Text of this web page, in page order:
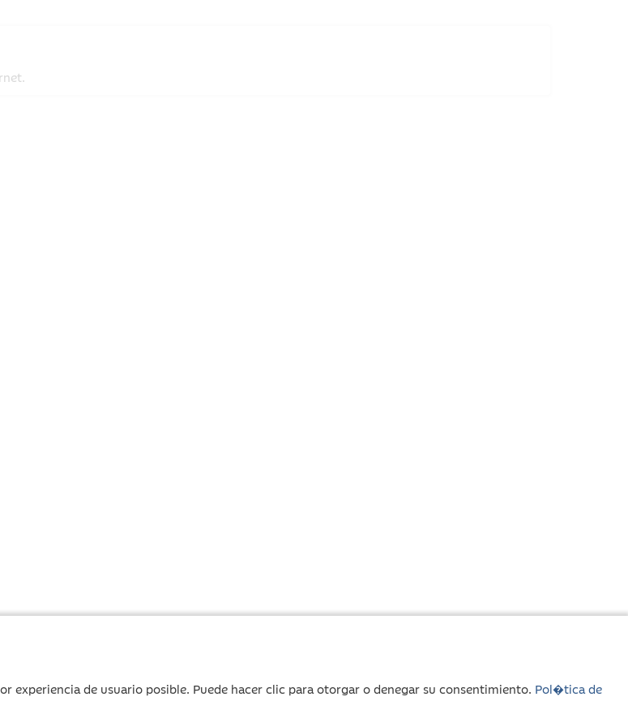
experiencia de usuario posible. Puede hacer clic para otorgar o denegar su consentimiento. Pol�tica de